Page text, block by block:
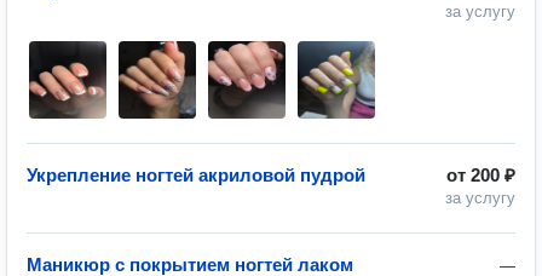
за услугу
от 200 ₽
за услугу
Укрепление ногтей акриловой пудрой
—
Маникюр с покрытием ногтей лаком